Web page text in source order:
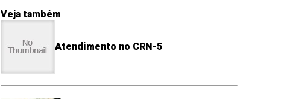
Veja também
Atendimento no CRN-5